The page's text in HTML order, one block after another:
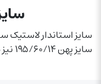
سایز پهن ۱۹۵/۶۰/۱۴ نیز در این خودرو استفاده کنید .